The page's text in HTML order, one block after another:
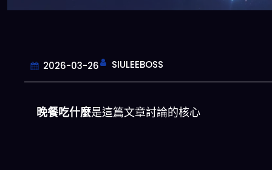
2026-03-26 SIULEEBOSS
晚餐吃什麼是這篇文章討論的核心